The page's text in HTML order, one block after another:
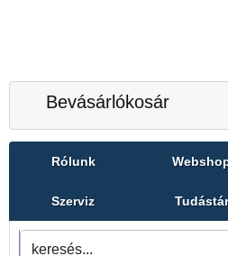
Bevásárlókosár
Rólunk
Szerviz Tudástár